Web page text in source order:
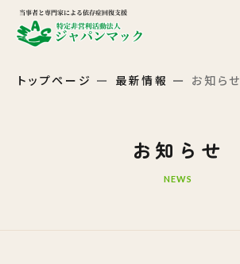
トップページ 最新情報 お知らせ
お知らせ
NEWS